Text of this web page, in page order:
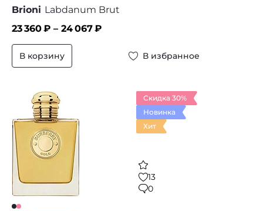
Brioni Labdanum Brut
23 360₽ – 24 067₽
В корзину В избранное
Скидка 30%
Новинка
Хит
13
0